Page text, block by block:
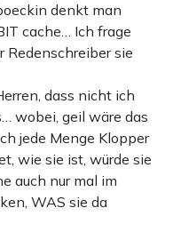
denkt man
cache… Ich frage
sie
dass nicht ich
wobei, geil wäre das
jede Menge Klopper
wie sie ist, würde sie
auch nur mal im
WAS sie da